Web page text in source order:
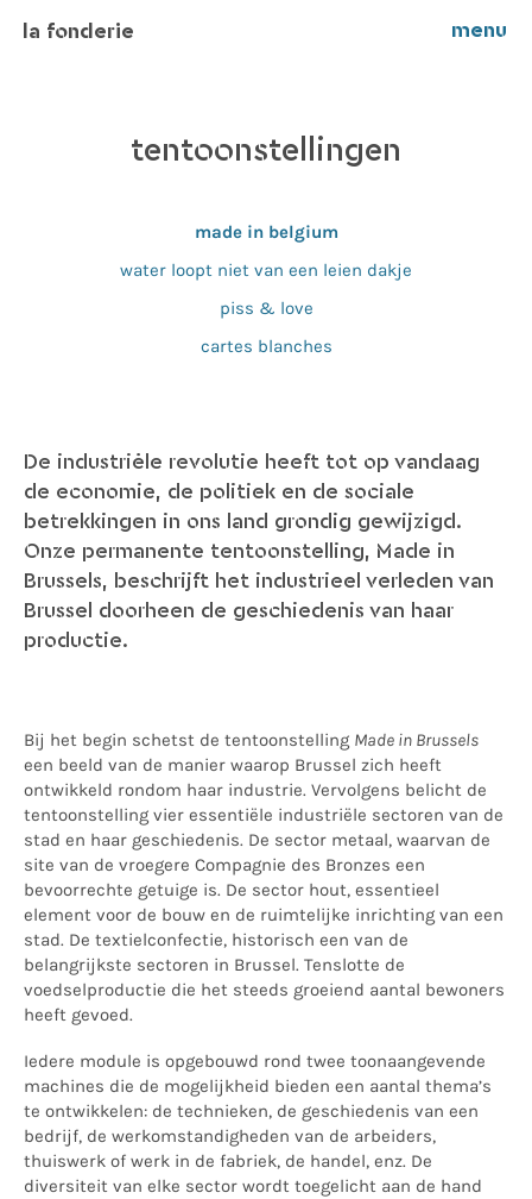
la fonderie menu
tentoonstellingen
made in belgium
water loopt niet van een leien dakje
piss & love
cartes blanches
De industriële revolutie heeft tot op vandaag
de economie, de politiek en de sociale
betrekkingen in ons land grondig gewijzigd.
Onze permanente tentoonstelling, Made in
Brussels, beschrijft het industrieel verleden van
Brussel doorheen de geschiedenis van haar
productie.
Bij het begin schetst de tentoonstelling Made in Brussels
een beeld van de manier waarop Brussel zich heeft
ontwikkeld rondom haar industrie. Vervolgens belicht de
tentoonstelling vier essentiële industriële sectoren van de
stad en haar geschiedenis. De sector metaal, waarvan de
site van de vroegere Compagnie des Bronzes een
bevoorrechte getuige is. De sector hout, essentieel
element voor de bouw en de ruimtelijke inrichting van een
stad. De textielconfectie, historisch een van de
belangrijkste sectoren in Brussel. Tenslotte de
voedselproductie die het steeds groeiend aantal bewoners
heeft gevoed.
Iedere module is opgebouwd rond twee toonaangevende
machines die de mogelijkheid bieden een aantal thema’s
te ontwikkelen: de technieken, de geschiedenis van een
bedrijf, de werkomstandigheden van de arbeiders,
thuiswerk of werk in de fabriek, de handel, enz. De
diversiteit van elke sector wordt toegelicht aan de hand